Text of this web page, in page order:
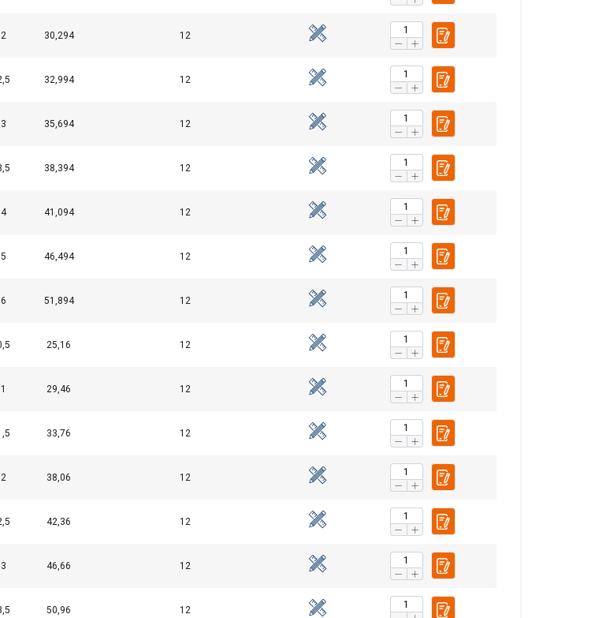
2 30,294 12
32,994 12
3 35,694 12
38,394 12
4 41,094 12
5 46,494 12
6 51,894 12
25,16 12
1 29,46 12
33,76 12
2 38,06 12
42,36 12
3 46,66 12
50,96 12
treści, reklam i analizy naszego ruchu. Udostępniamy
z innymi informacjami, które im przekazałeś lub które zebrali w
Targetowanie Funkcjonalność Niesklasyfikowane
AKCEPTUJ WSZYSTKIE
ODRZUĆ WSZYSTKIE